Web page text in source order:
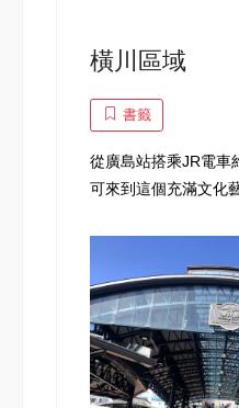
橫川區域
書籤
從廣島站搭乘JR電車
可來到這個充滿文化